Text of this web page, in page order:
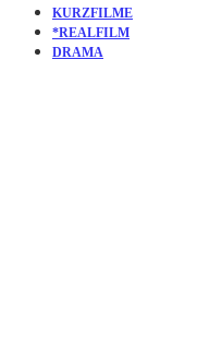
KURZFILME
*REALFILM
DRAMA